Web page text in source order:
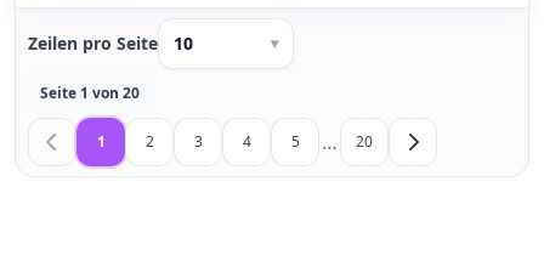
Zeilen pro Seite 10 ▾
Seite 1 von 20
1 2 3 4 5 … 20